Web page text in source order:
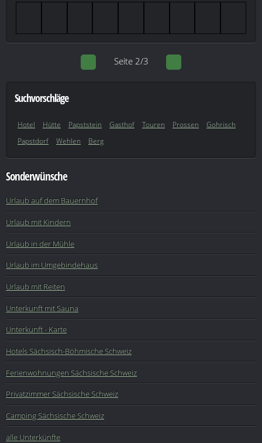
Seite 2/3
Suchvorschläge
Hotel Hütte Papststein Gasthof Touren Prossen
Gohrisch
Papstdorf
Wehlen Berg
Sonderwünsche
Urlaub auf dem Bauernhof
Urlaub mit Kindern
Urlaub in der Mühle
Urlaub im Umgebindehaus
Urlaub mit Reiten
Unterkunft mit Sauna
Unterkunft - Karte
Hotels Sächsisch-Böhmische Schweiz
Ferienwohnungen Sächsische Schweiz
Privatzimmer Sächsische Schweiz
Camping Sächsische Schweiz
alle Unterkünfte